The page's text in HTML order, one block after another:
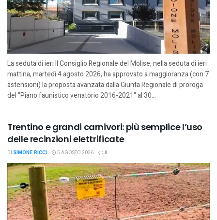
La seduta di ieri Il Consiglio Regionale del Molise, nella seduta di ieri
mattina, martedì 4 agosto 2026, ha approvato a maggioranza (con 7
astensioni) la proposta avanzata dalla Giunta Regionale di proroga
del "Piano faunistico venatorio 2016-2021" al 30...
Trentino e grandi carnivori: più semplice l’uso
delle recinzioni elettrificate
DI SIMONE RICCI 5 AGOSTO 2026 0